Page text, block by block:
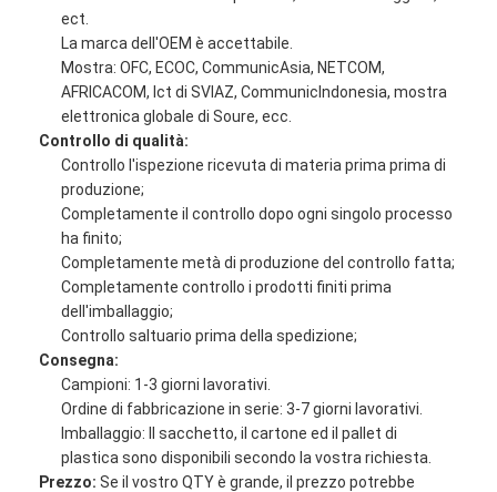
Kit di utensili a fibra ottica
Componenti di alto potere e di PM
ect.
La marca dell'OEM è accettabile.
Mostra: OFC, ECOC, CommunicAsia, NETCOM,
AFRICACOM, Ict di SVIAZ, CommunicIndonesia, mostra
elettronica globale di Soure, ecc.
Controllo di qualità:
Controllo l'ispezione ricevuta di materia prima prima di
produzione;
Completamente il controllo dopo ogni singolo processo
ha finito;
Completamente metà di produzione del controllo fatta;
Completamente controllo i prodotti finiti prima
dell'imballaggio;
Controllo saltuario prima della spedizione;
Consegna:
Campioni: 1-3 giorni lavorativi.
Ordine di fabbricazione in serie: 3-7 giorni lavorativi.
Imballaggio: Il sacchetto, il cartone ed il pallet di
plastica sono disponibili secondo la vostra richiesta.
Prezzo: Se il vostro QTY è grande, il prezzo potrebbe